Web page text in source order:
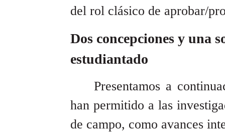
del rol clásico de aprobar/
Dos concepciones y una
estudiantado
Presentamos a
han permitido a las
de campo, como avances